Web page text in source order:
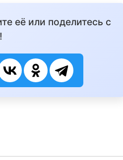
её или поделитесь с